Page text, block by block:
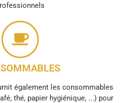
également les consommables
thé, papier hygiénique, ...) pour